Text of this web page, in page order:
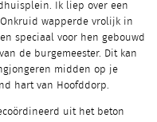
Ik liep over een
wapperde vrolijk in
speciaal voor hen gebouwd
de burgemeester. Dit kan
midden op je
hart van Hoofddorp.
uit het beton